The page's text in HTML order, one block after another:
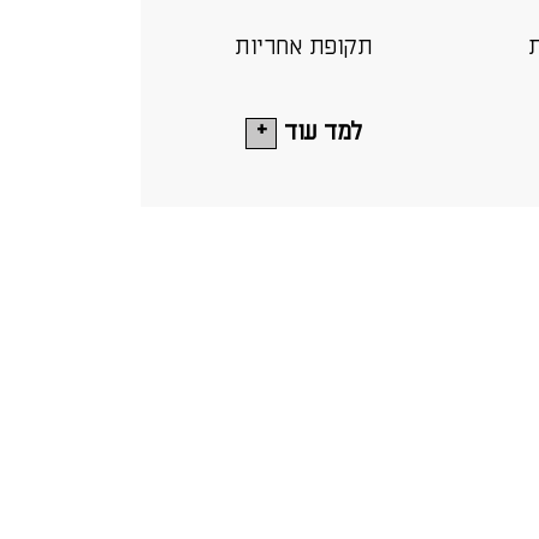
תקופת אחריות
למד עוד